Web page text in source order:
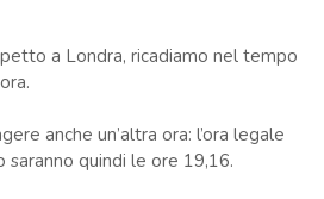
a Londra, ricadiamo nel tempo
anche un’altra ora: l’ora legale
quindi le ore 19,16.